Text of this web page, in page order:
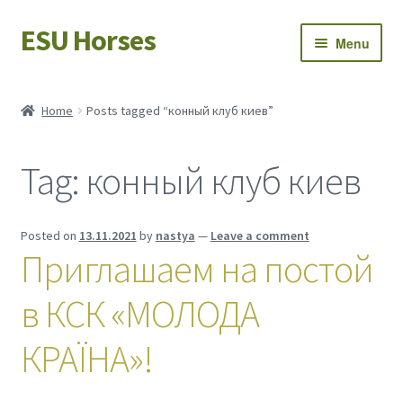
Skip
to
Skip
to
ESU Horses Menu
Save Horses
My account
Home Posts tagged “конный клуб киев”
Tag: конный клуб киев
Posted on 13.11.2021 by nastya — Leave a comment
Приглашаем на постой
в КСК «МОЛОДА
КРАЇНА»!